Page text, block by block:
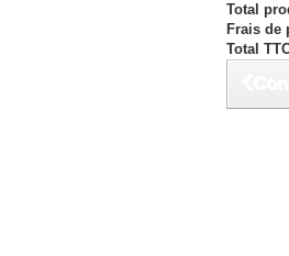
Total
Frais de
Total